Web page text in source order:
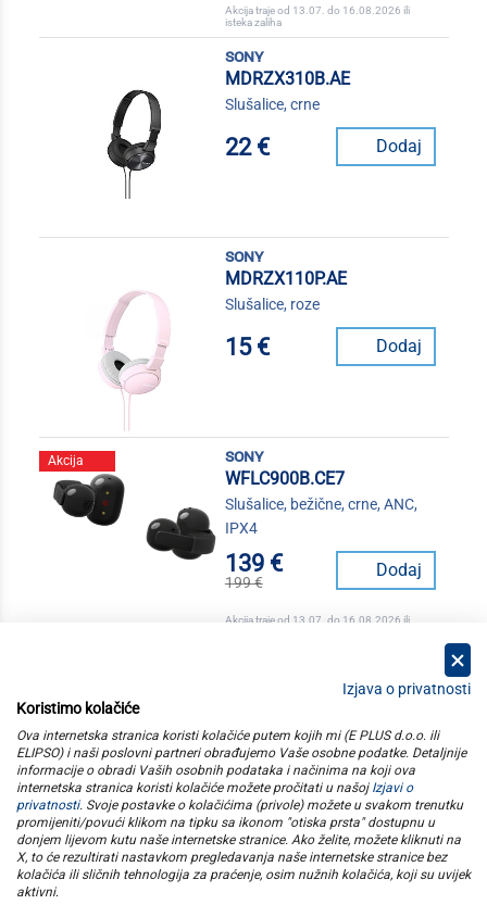
Akcija traje od 13.07. do 16.08.2026 ili
isteka zaliha
sony
MDRZX310B.AE
Slušalice, crne
22 € Dodaj
sony
MDRZX110P.AE
Slušalice, roze
15 € Dodaj
Akcija
sony
WFLC900B.CE7
Slušalice, bežične, crne, ANC,
IPX4
139 €
199 €
Dodaj
Akcija traje od 13.07. do 16.08.2026 ili
kategorije
elipso
informacije
pratite nas
Izjava o privatnosti
Koristimo kolačiće
Ova internetska stranica koristi kolačiće putem kojih mi (E PLUS d.o.o. ili
ELIPSO) i naši poslovni partneri obrađujemo Vaše osobne podatke. Detaljnije
informacije o obradi Vaših osobnih podataka i načinima na koji ova
internetska stranica koristi kolačiće možete pročitati u našoj Izjavi o
privatnosti. Svoje postavke o kolačićima (privole) možete u svakom trenutku
promijeniti/povući klikom na tipku sa ikonom "otiska prsta" dostupnu u
donjem lijevom kutu naše internetske stranice. Ako želite, možete kliknuti na
X, to će rezultirati nastavkom pregledavanja naše internetske stranice bez
kolačića ili sličnih tehnologija za praćenje, osim nužnih kolačića, koji su uvijek
aktivni.